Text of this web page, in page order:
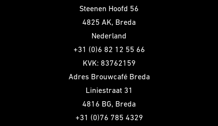
Steenen Hoofd 56
4825 AK, Breda
Nederland
+31 (0)6 82 12 55 66
KVK: 83762159
Adres Brouwcafé Breda
Liniestraat 31
4816 BG, Breda
+31 (0)76 785 4329